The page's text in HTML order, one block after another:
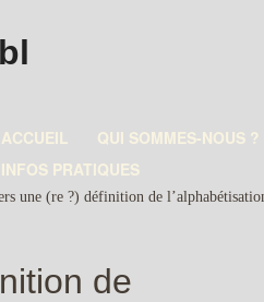
ACCUEIL QUI SOMMES-NOUS ?
INFOS PRATIQUES
une (re ?) définition de
de